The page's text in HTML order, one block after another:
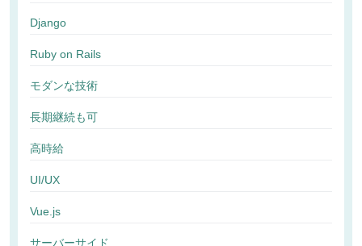
Django
Ruby on Rails
モダンな技術
長期継続も可
高時給
UI/UX
Vue.js
サーバーサイド